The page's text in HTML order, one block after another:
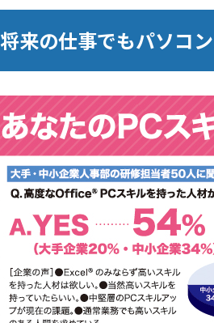
将来の仕事でもパソコ